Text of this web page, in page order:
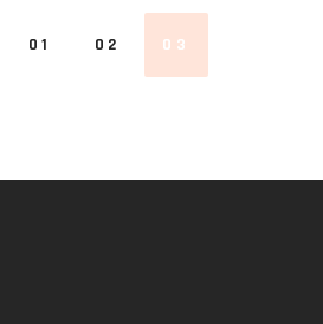
01 02 03